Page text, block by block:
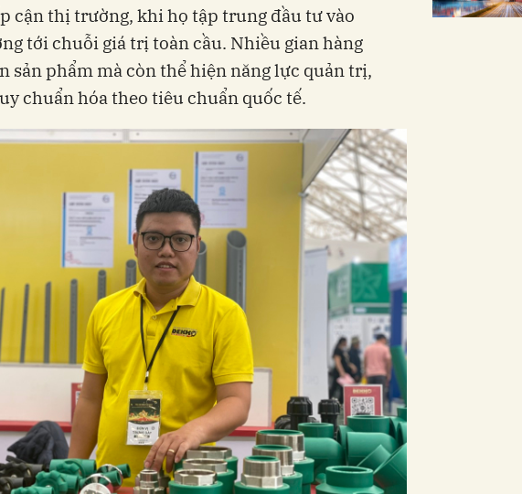
cận thị trường, khi họ tập trung đầu tư vào
tới chuỗi giá trị toàn cầu. Nhiều gian hàng
sản phẩm mà còn thể hiện năng lực quản trị,
chuẩn hóa theo tiêu chuẩn quốc tế.